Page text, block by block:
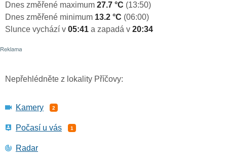
Dnes změřené maximum 27.7 °C (13:50)
Dnes změřené minimum 13.2 °C (06:00)
Slunce vychází v 05:41 a zapadá v 20:34
Nepřehlédněte z lokality Příčovy:
Kamery 2
Počasí u vás 1
Radar